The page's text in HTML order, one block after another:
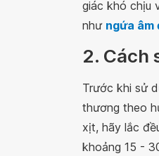
giác khó chịu
như ngứa âm
2. Cách
Trước khi sử
thương theo
xịt, hãy lắc
khoảng 15 -